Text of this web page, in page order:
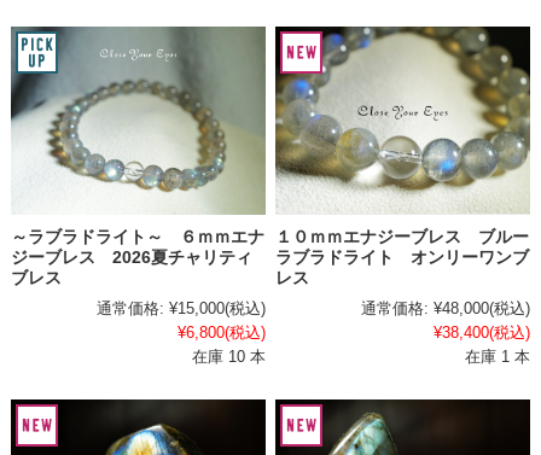
～ラブラドライト～ ６ｍｍエナ
ジーブレス 2026夏チャリティ
ブレス
通常価格: ¥15,000(税込)
¥6,800(税込)
在庫 10 本
１０ｍｍエナジーブレス ブルー
ラブラドライト オンリーワンブ
レス
通常価格: ¥48,000(税込)
¥38,400(税込)
在庫 1 本